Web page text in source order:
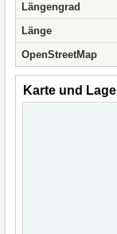
Längengrad
Länge
OpenStreetMap
Karte und Lage